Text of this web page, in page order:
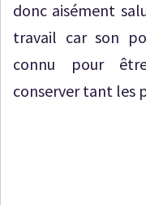
donc aisément
travail car son
connu pour
conserver tant les